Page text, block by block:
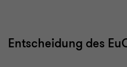
Entscheidung des